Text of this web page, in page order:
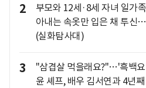
2
부모와 12세·8세 자녀 일가
아내는 속옷만 입은 채 투신
(실화탐사대)
3
"삼겹살 먹을래요?"…'흑백
윤 셰프, 배우 김서연과 4년째